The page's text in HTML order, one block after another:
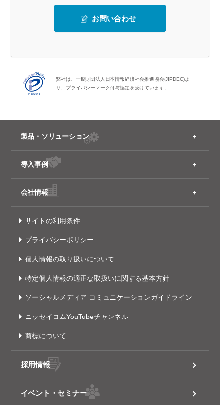
お問い合わせ
弊社は、一般財団法人日本情報経済社会推進協会(JIPDEC)よ
り、プライバシーマーク付与認定を受けています。
製品・ソリューション
導入事例
会社情報
サイトの利用条件
プライバシーポリシー
個人情報の取り扱いについて
特定個人情報の適正な取扱いに関する基本方針
ソーシャルメディア コミュニケーションガイドライン
ニッセイコムYouTubeチャンネル
商標について
採用情報
イベント・セミナー